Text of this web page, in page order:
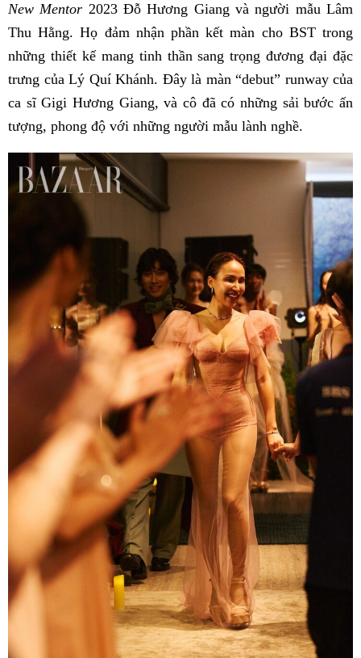
New Mentor 2023 Đỗ Hương Giang và người mẫu Lâm
Thu Hằng. Họ đảm nhận phần kết màn cho BST trong
những thiết kế mang tinh thần sang trọng đương đại đặc
trưng của Lý Quí Khánh. Đây là màn “debut” runway của
ca sĩ Gigi Hương Giang, và cô đã có những sải bước ấn
tượng, phong độ với những người mẫu lành nghề.